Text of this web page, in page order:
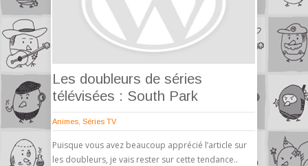
Les doubleurs de séries
télévisées : South Park
Animes Séries TV
Puisque vous avez beaucoup apprécié l’article sur
les doubleurs, je vais rester sur cette tendance..